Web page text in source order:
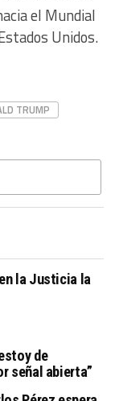
el Mundial
Unidos.
TRUMP
la Justicia la
de
señal abierta”